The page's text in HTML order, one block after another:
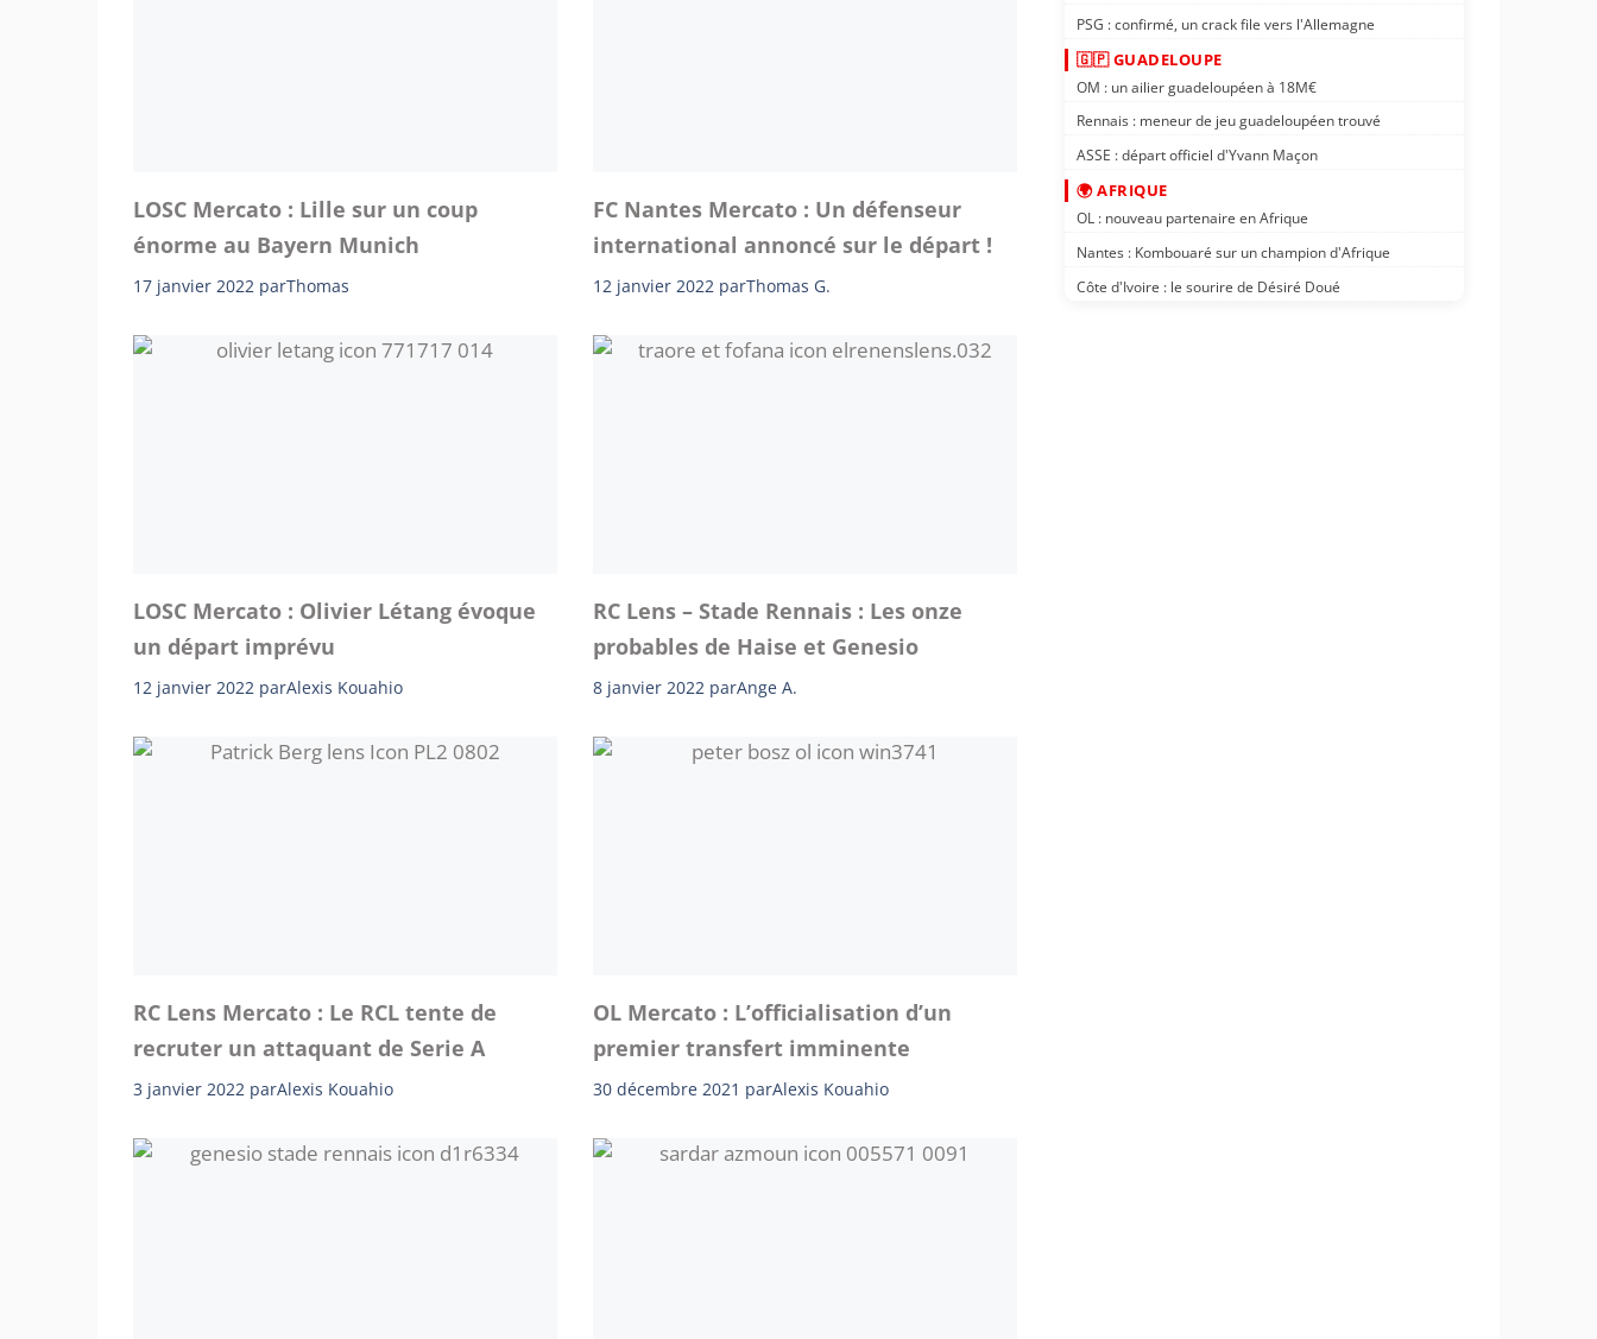
LOSC Mercato : Lille sur un coup
énorme au Bayern Munich
17 janvier 2022 parThomas
FC Nantes Mercato : Un défenseur
international annoncé sur le départ !
12 janvier 2022 parThomas G.
LOSC Mercato : Olivier Létang évoque
un départ imprévu
12 janvier 2022 parAlexis Kouahio
RC Lens – Stade Rennais : Les onze
probables de Haise et Genesio
8 janvier 2022 parAnge A.
RC Lens Mercato : Le RCL tente de
recruter un attaquant de Serie A
3 janvier 2022 parAlexis Kouahio
OL Mercato : L’officialisation d’un
premier transfert imminente
30 décembre 2021 parAlexis Kouahio
PSG : confirmé, un crack file vers l'Allemagne
🇬🇵 GUADELOUPE
OM : un ailier guadeloupéen à 18M€
Rennais : meneur de jeu guadeloupéen trouvé
ASSE : départ officiel d'Yvann Maçon
🌍 AFRIQUE
OL : nouveau partenaire en Afrique
Nantes : Kombouaré sur un champion d'Afrique
Côte d'Ivoire : le sourire de Désiré Doué